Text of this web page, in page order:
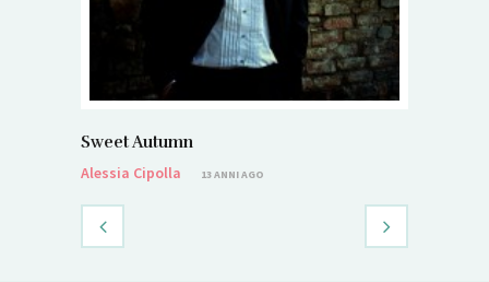
Sweet Autumn
Alessia Cipolla
13 ANNI AGO